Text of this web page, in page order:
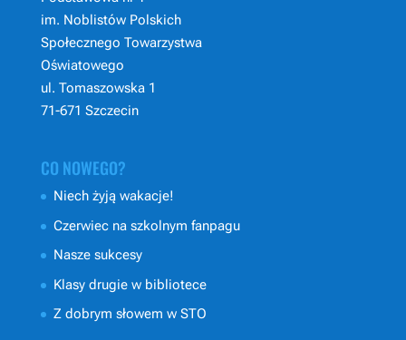
im. Noblistów Polskich
Społecznego Towarzystwa
Oświatowego
ul. Tomaszowska 1
71-671 Szczecin
CO NOWEGO?
Niech żyją wakacje!
Czerwiec na szkolnym fanpagu
Nasze sukcesy
Klasy drugie w bibliotece
Z dobrym słowem w STO